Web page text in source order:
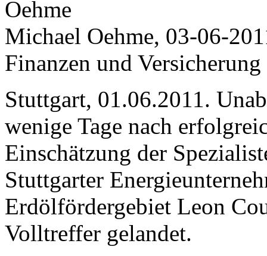
Michael Oehme, 03-06-
Finanzen und Versicherung
Stuttgart, 01.06.2011.
wenige Tage nach
Einschätzung der
Stuttgarter
Erdölfördergebiet Leon
Volltreffer gelandet.